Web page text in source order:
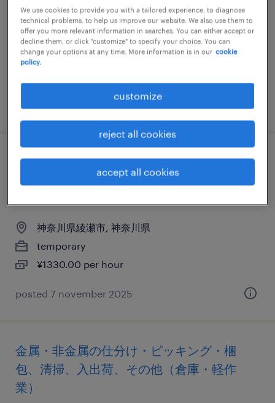
造）
神奈川県綾瀬市, 神奈川県
temporary
posted 19 march 2026
金属・非金属の仕分け・ピッキング・梱
包、清掃、入出荷、その他（倉庫・軽作
神奈川県綾瀬市, 神奈川県
temporary
¥1330.00 per hour
posted 7 november 2025
金属・非金属の仕分け・ピッキング・梱
包、清掃、入出荷、その他（倉庫・軽作
業）
We use cookies to provide you with a tailored experience, to diagnose
technical problems, to help us improve our website. We also use them to
offer you more relevant information in searches. You can either accept or
decline them, or click "customize" to specify your choice. You can
change your options at any time. More information is in our cookie
policy.
customize
reject all cookies
accept all cookies